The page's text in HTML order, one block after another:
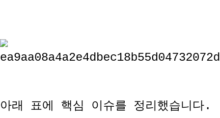
아래 표에 핵심 이슈를 정리했습니다.